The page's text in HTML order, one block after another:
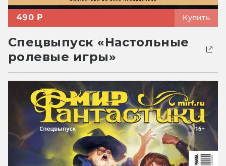
490 ₽ Купить
Спецвыпуск «Настольные
ролевые игры»